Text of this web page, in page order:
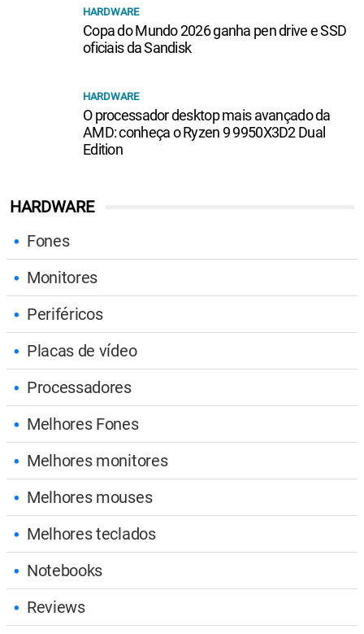
HARDWARE
Fones
Monitores
Periféricos
Placas de vídeo
Processadores
Melhores Fones
Melhores monitores
Melhores mouses
Melhores teclados
Notebooks
Reviews
HARDWARE
Copa do Mundo 2026 ganha pen drive e SSD
oficiais da Sandisk
HARDWARE
O processador desktop mais avançado da
AMD: conheça o Ryzen 9 9950X3D2 Dual
Edition